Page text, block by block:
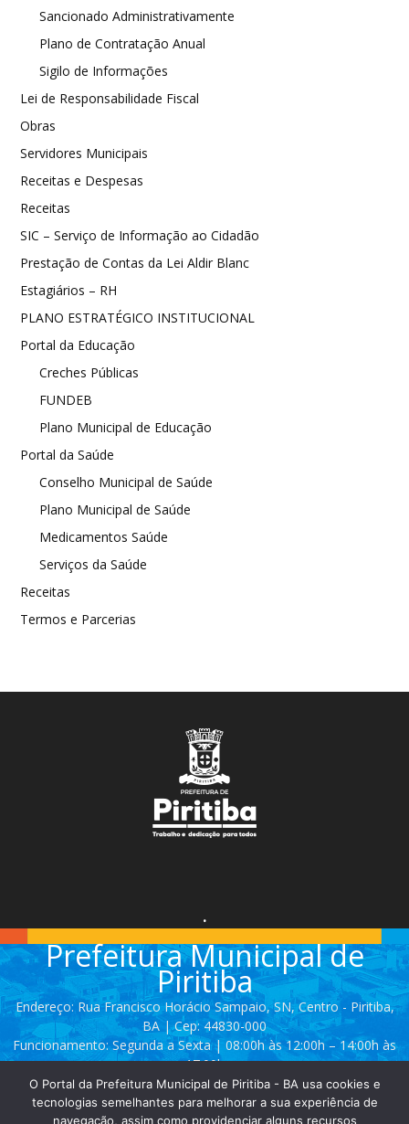
Sancionado Administrativamente
Plano de Contratação Anual
Sigilo de Informações
Lei de Responsabilidade Fiscal
Obras
Servidores Municipais
Receitas e Despesas
Receitas
SIC – Serviço de Informação ao Cidadão
Prestação de Contas da Lei Aldir Blanc
Estagiários – RH
PLANO ESTRATÉGICO INSTITUCIONAL
Portal da Educação
Creches Públicas
FUNDEB
Plano Municipal de Educação
Portal da Saúde
Conselho Municipal de Saúde
Plano Municipal de Saúde
Medicamentos Saúde
Serviços da Saúde
Receitas
Termos e Parcerias
.
Prefeitura Municipal de
Piritiba
Endereço: Rua Francisco Horácio Sampaio, SN, Centro - Piritiba,
BA | Cep: 44830-000
Funcionamento: Segunda a Sexta | 08:00h às 12:00h – 14:00h às
17:00h
Telefone: (74) 3628 - 2111 / 3628 - 2153
O Portal da Prefeitura Municipal de Piritiba - BA usa cookies e
tecnologias semelhantes para melhorar a sua experiência de
navegação, assim como providenciar alguns recursos